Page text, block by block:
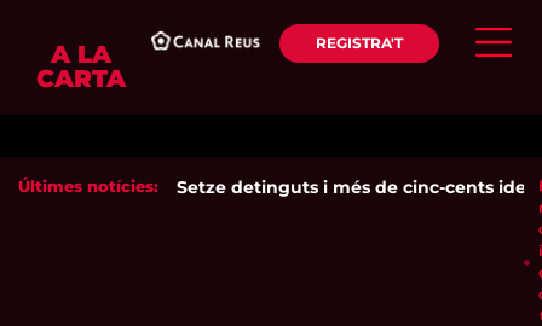
A LA
CARTA
REGISTRA'T
Últimes notícies: Setze detinguts i més de cinc-cents